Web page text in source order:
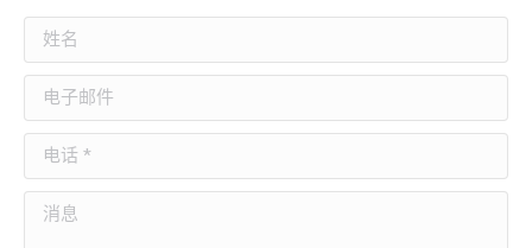
姓名
电子邮件
电话 *
消息